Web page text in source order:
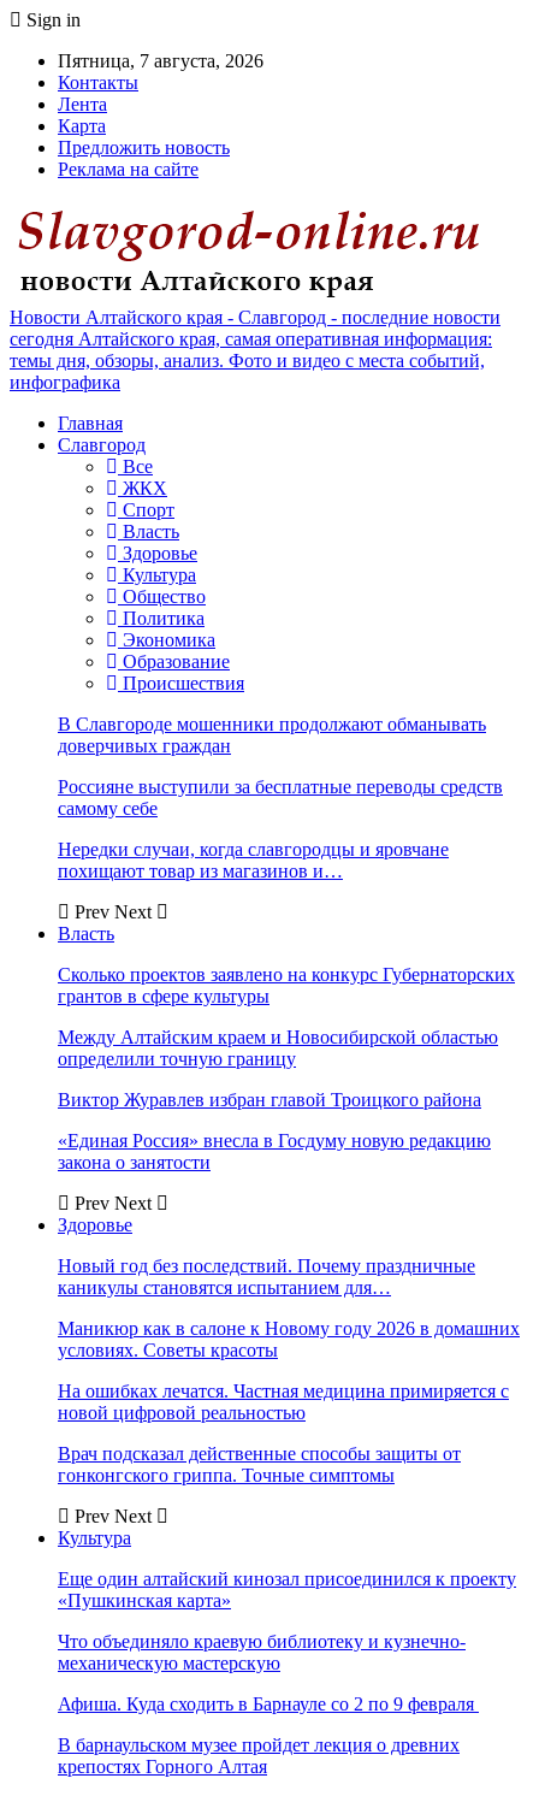
Sign in
Пятница, 7 августа, 2026
Контакты
Лента
Карта
Предложить новость
Реклама на сайте
Новости Алтайского края - Славгород - последние новости
сегодня Алтайского края, самая оперативная информация:
темы дня, обзоры, анализ. Фото и видео с места событий,
инфографика
Главная
Славгород
Все
ЖКХ
Спорт
Власть
Здоровье
Культура
Общество
Политика
Экономика
Образование
Происшествия
В Славгороде мошенники продолжают обманывать
доверчивых граждан
Россияне выступили за бесплатные переводы средств
самому себе
Нередки случаи, когда славгородцы и яровчане
похищают товар из магазинов и…
Prev Next
Власть
Сколько проектов заявлено на конкурс Губернаторских
грантов в сфере культуры
Между Алтайским краем и Новосибирской областью
определили точную границу
Виктор Журавлев избран главой Троицкого района
«Единая Россия» внесла в Госдуму новую редакцию
закона о занятости
Prev Next
Здоровье
Новый год без последствий. Почему праздничные
каникулы становятся испытанием для…
Маникюр как в салоне к Новому году 2026 в домашних
условиях. Советы красоты
На ошибках лечатся. Частная медицина примиряется с
новой цифровой реальностью
Врач подсказал действенные способы защиты от
гонконгского гриппа. Точные симптомы
Prev Next
Культура
Еще один алтайский кинозал присоединился к проекту
«Пушкинская карта»
Что объединяло краевую библиотеку и кузнечно-
механическую мастерскую
Афиша. Куда сходить в Барнауле со 2 по 9 февраля
В барнаульском музее пройдет лекция о древних
крепостях Горного Алтая